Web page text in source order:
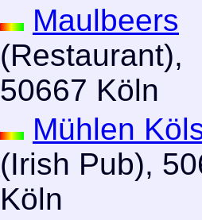
Maulbeers
(Restaurant),
50667 Köln
Mühlen
(Irish Pub),
Köln